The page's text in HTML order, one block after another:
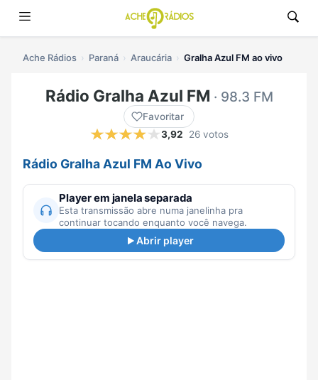
Ache Rádios Paraná Araucária Gralha Azul FM ao vivo
Rádio Gralha Azul FM · 98.3 FM
Favoritar
3,92
26 votos
Rádio Gralha Azul FM Ao Vivo
Player em janela separada
Esta transmissão abre numa janelinha pra
continuar tocando enquanto você navega.
Abrir player